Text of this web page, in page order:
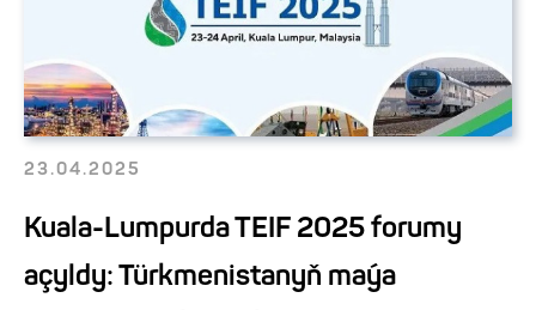
23.04.2025
Kuala-Lumpurda TEIF 2025 forumy
açyldy: Türkmenistanyň maýa